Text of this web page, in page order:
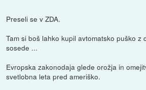
Preseli se v ZDA.
Tam si boš lahko kupil avtomatsko puško z
sosede ...
Evropska zakonodaja glede orožja in
svetlobna leta pred ameriško.